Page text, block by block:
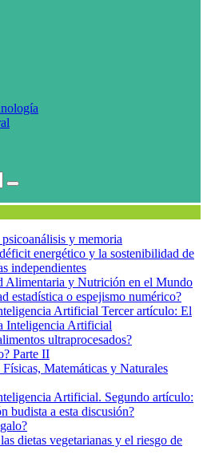
y memoria
energético y la sostenibilidad de
independientes
Alimentaria y Nutrición en el Mundo
estadística o espejismo numérico?
Artificial Tercer artículo: El
Inteligencia Artificial
ultraprocesados?
Parte II
Matemáticas y Naturales
Artificial. Segundo artículo:
budista a esta discusión?
dietas vegetarianas y el riesgo de